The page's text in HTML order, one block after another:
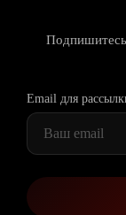
Email для